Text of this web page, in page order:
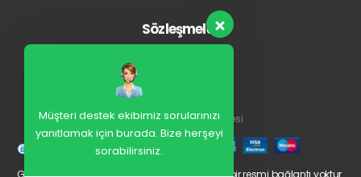
Sözleşmeler
Üyelik Sözleşmesi
Mesafeli Satış Sözleşmesi
Müşteri destek ekibimiz sorularınızı
yanıtlamak için burada. Bize herşeyi
sorabilirsiniz.